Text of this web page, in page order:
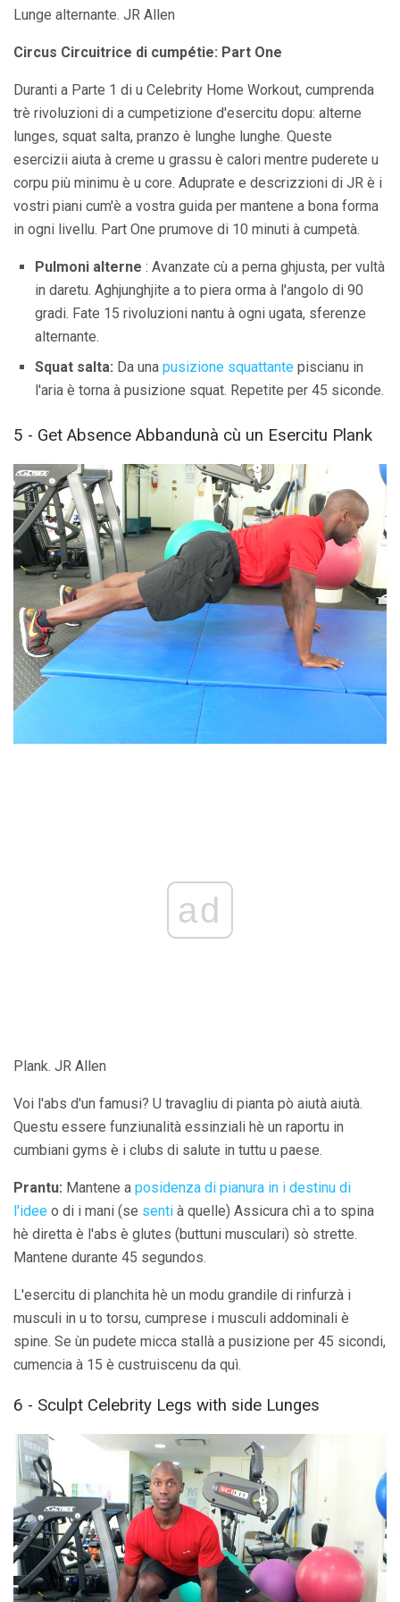
Lunge alternante. JR Allen
Circus Circuitrice di cumpétie: Part One
Duranti a Parte 1 di u Celebrity Home Workout, cumprenda
trè rivoluzioni di a cumpetizione d'esercitu dopu: alterne
lunges, squat salta, pranzo è lunghe lunghe. Queste
esercizii aiuta à creme u grassu è calori mentre puderete u
corpu più minimu è u core. Aduprate e descrizzioni di JR è i
vostri piani cum'è a vostra guida per mantene a bona forma
in ogni livellu. Part One prumove di 10 minuti à cumpetà.
Pulmoni alterne : Avanzate cù a perna ghjusta, per vultà
in daretu. Aghjunghjite a to piera orma à l'angolo di 90
gradi. Fate 15 rivoluzioni nantu à ogni ugata, sferenze
alternante.
Squat salta: Da una pusizione squattante piscianu in
l'aria è torna à pusizione squat. Repetite per 45 siconde.
5 - Get Absence Abbandunà cù un Esercitu Plank
ad
Plank. JR Allen
Voi l'abs d'un famusi? U travagliu di pianta pò aiutà aiutà.
Questu essere funziunalità essinziali hè un raportu in
cumbiani gyms è i clubs di salute in tuttu u paese.
Prantu: Mantene a posidenza di pianura in i destinu di
l'idee o di i mani (se senti à quelle) Assicura chì a to spina
hè diretta è l'abs è glutes (buttuni musculari) sò strette.
Mantene durante 45 segundos.
L'esercitu di planchita hè un modu grandile di rinfurzà i
musculi in u to torsu, cumprese i musculi addominali è
spine. Se ùn pudete micca stallà a pusizione per 45 sicondi,
cumencia à 15 è custruiscenu da quì.
6 - Sculpt Celebrity Legs with side Lunges